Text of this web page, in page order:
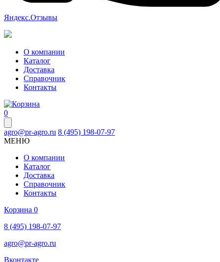
Яндекс.Отзывы
О компании
Каталог
Доставка
Справочник
Контакты
0
agro@pr-agro.ru 8 (495) 198-07-97
МЕНЮ
О компании
Каталог
Доставка
Справочник
Контакты
Корзина 0
8 (495) 198-07-97
agro@pr-agro.ru
Вконтакте